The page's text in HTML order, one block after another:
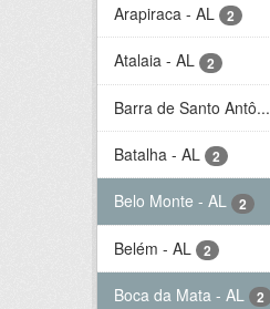
Arapiraca - AL 2
Atalaia - AL 2
Barra de Santo Antô...
Batalha - AL 2
Belo Monte - AL 2
Belém - AL 2
Boca da Mata - AL 2